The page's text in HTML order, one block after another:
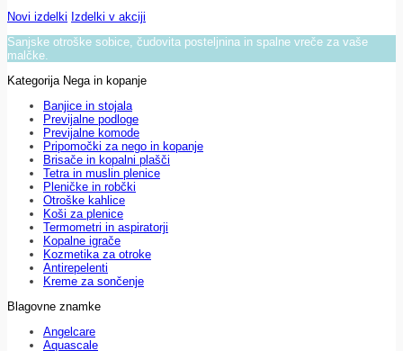
Novi izdelki Izdelki v akciji
Sanjske otroške sobice, čudovita posteljnina in spalne vreče za vaše
malčke.
Kategorija Nega in kopanje
Banjice in stojala
Previjalne podloge
Previjalne komode
Pripomočki za nego in kopanje
Brisače in kopalni plašči
Tetra in muslin plenice
Pleničke in robčki
Otroške kahlice
Koši za plenice
Termometri in aspiratorji
Kopalne igrače
Kozmetika za otroke
Antirepelenti
Kreme za sončenje
Blagovne znamke
Angelcare
Aquascale